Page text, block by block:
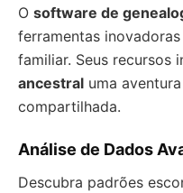
O software de
ferramentas
familiar. Seus recursos
ancestral uma
compartilhada.
Análise de Dados
Descubra padrões